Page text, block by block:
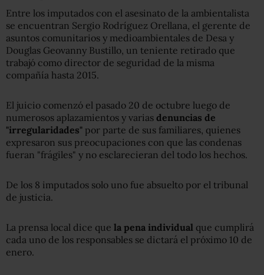
Entre los imputados con el asesinato de la ambientalista
se encuentran Sergio Rodríguez Orellana, el gerente de
asuntos comunitarios y medioambientales de Desa y
Douglas Geovanny Bustillo, un teniente retirado que
trabajó como director de seguridad de la misma
compañía hasta 2015.
El juicio comenzó el pasado 20 de octubre luego de
numerosos aplazamientos y varias denuncias de
"irregularidades" por parte de sus familiares, quienes
expresaron sus preocupaciones con que las condenas
fueran "frágiles" y no esclarecieran del todo los hechos.
De los 8 imputados solo uno fue absuelto por el tribunal
de justicia.
La prensa local dice que la pena individual que cumplirá
cada uno de los responsables se dictará el próximo 10 de
enero.